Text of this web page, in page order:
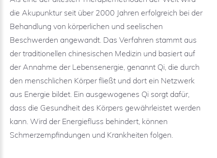
die Akupunktur seit über 2000 Jahren erfolgreich bei der
Behandlung von körperlichen und seelischen
Beschwerden angewandt. Das Verfahren stammt aus
der traditionellen chinesischen Medizin und basiert auf
der Annahme der Lebensenergie, genannt Qi, die durch
den menschlichen Körper fließt und dort ein Netzwerk
aus Energie bildet. Ein ausgewogenes Qi sorgt dafür,
dass die Gesundheit des Körpers gewährleistet werden
kann. Wird der Energiefluss behindert, können
Schmerzempfindungen und Krankheiten folgen.